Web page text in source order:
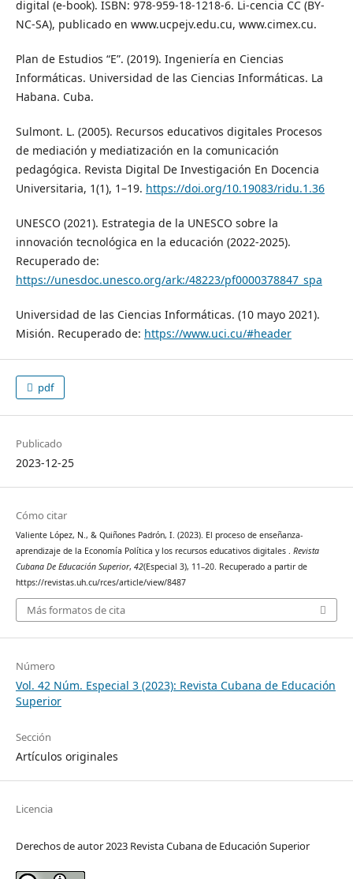
digital (e-book). ISBN: 978-959-18-1218-6. Li-cencia CC (BY-
NC-SA), publicado en www.ucpejv.edu.cu, www.cimex.cu.
Plan de Estudios “E”. (2019). Ingeniería en Ciencias
Informáticas. Universidad de las Ciencias Informáticas. La
Habana. Cuba.
Sulmont. L. (2005). Recursos educativos digitales Procesos
de mediación y mediatización en la comunicación
pedagógica. Revista Digital De Investigación En Docencia
Universitaria, 1(1), 1–19. https://doi.org/10.19083/ridu.1.36
UNESCO (2021). Estrategia de la UNESCO sobre la
innovación tecnológica en la educación (2022-2025).
Recuperado de:
https://unesdoc.unesco.org/ark:/48223/pf0000378847_spa
Universidad de las Ciencias Informáticas. (10 mayo 2021).
Misión. Recuperado de: https://www.uci.cu/#header
pdf
Publicado
2023-12-25
Cómo citar
Valiente López, N., & Quiñones Padrón, I. (2023). El proceso de enseñanza-
aprendizaje de la Economía Política y los recursos educativos digitales . Revista
Cubana De Educación Superior, 42(Especial 3), 11–20. Recuperado a partir de
https://revistas.uh.cu/rces/article/view/8487
Más formatos de cita
Número
Vol. 42 Núm. Especial 3 (2023): Revista Cubana de Educación
Superior
Sección
Artículos originales
Licencia
Derechos de autor 2023 Revista Cubana de Educación Superior